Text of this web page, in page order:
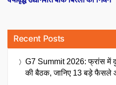
Recent Posts
G7 Summit 2026: फ्रांस में
की बैठक, जानिए 13 बड़े फैसले